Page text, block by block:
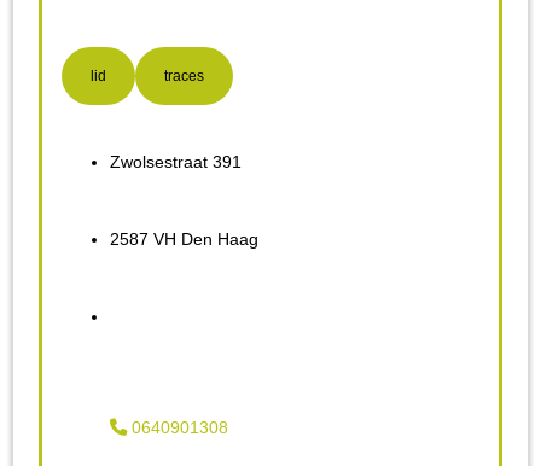
lid traces
Zwolsestraat 391
2587 VH Den Haag
0640901308